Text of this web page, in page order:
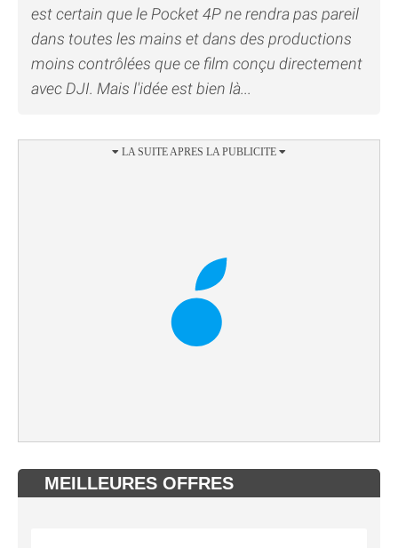
est certain que le Pocket 4P ne rendra pas pareil
dans toutes les mains et dans des productions
moins contrôlées que ce film conçu directement
avec DJI. Mais l'idée est bien là...
MEILLEURES OFFRES